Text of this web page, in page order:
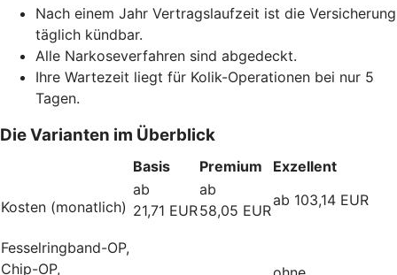
Nach einem Jahr Vertragslaufzeit ist die Versicherung
täglich kündbar.
Alle Narkoseverfahren sind abgedeckt.
Ihre Wartezeit liegt für Kolik-Operationen bei nur 5
Tagen.
Die Varianten im Überblick
Basis Premium Exzellent
Kosten (monatlich)
ab
21,71 EUR
ab
58,05 EUR
ab 103,14 EUR
Fesselringband-OP,
Chip-OP,